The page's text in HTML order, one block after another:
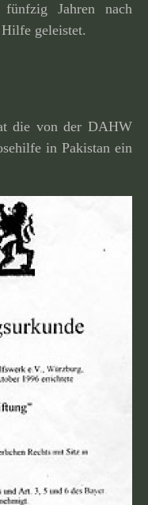
Jahren nach
geleistet.
die von der DAHW
in Pakistan ein